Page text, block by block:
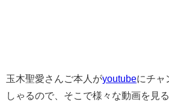
玉木聖愛さんご本人がyoutubeにチャ
しゃるので、そこで様々な動画を見